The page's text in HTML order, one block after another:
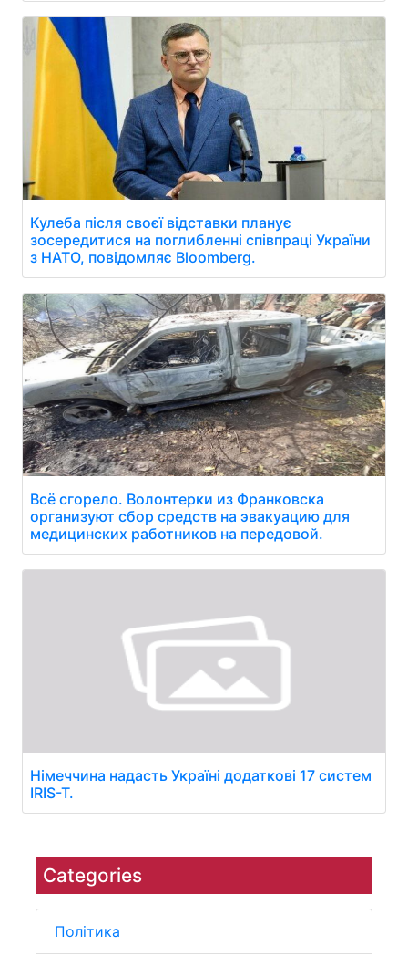
Categories
Політика
Кулеба після своєї відставки планує
зосередитися на поглибленні співпраці України
з НАТО, повідомляє Bloomberg.
Всё сгорело. Волонтерки из Франковска
организуют сбор средств на эвакуацию для
медицинских работников на передовой.
Німеччина надасть Україні додаткові 17 систем
IRIS-T.